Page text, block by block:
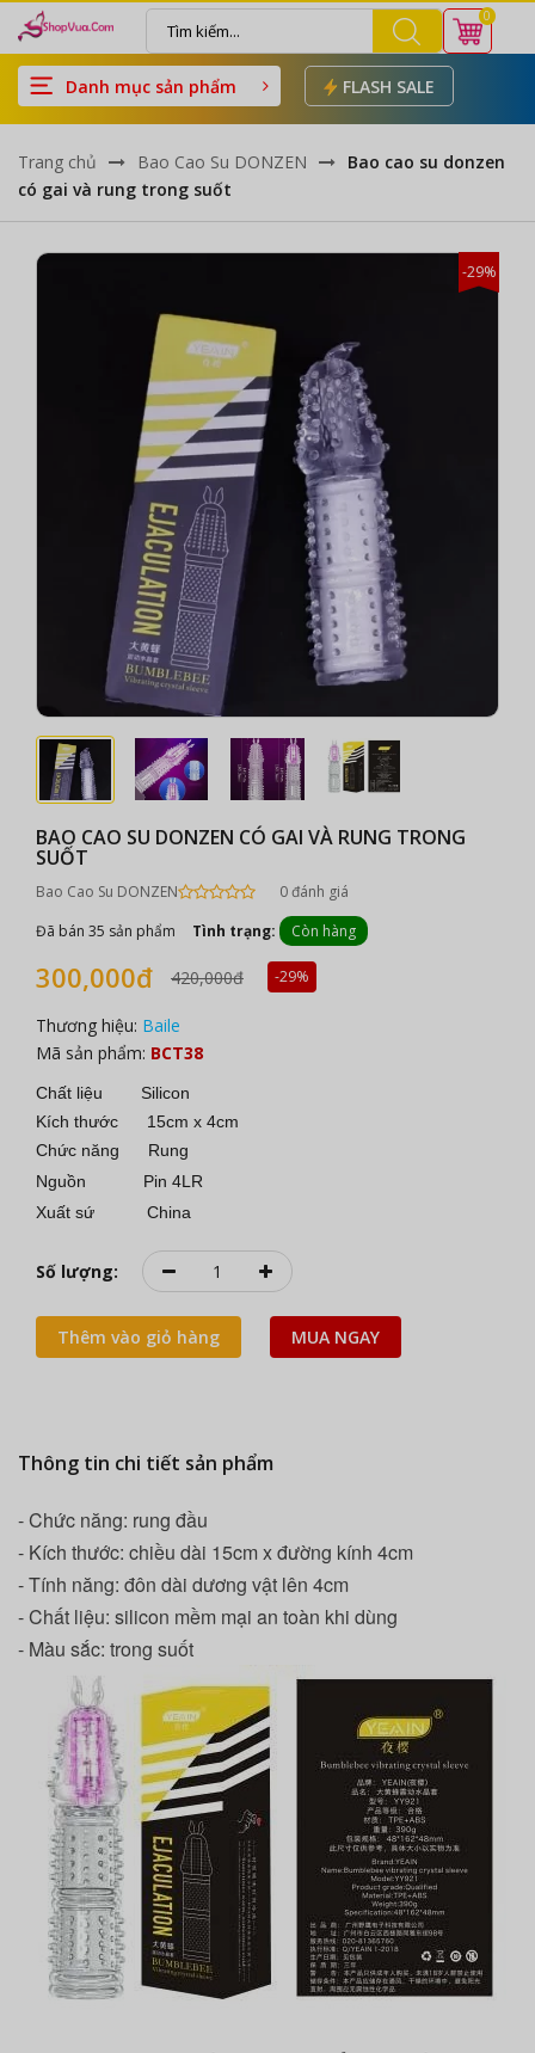
0
Danh mục sản phẩm FLASH SALE
Trang chủ Bao Cao Su DONZEN
Bao cao su donzen
có gai và rung trong suốt
-29%
BAO CAO SU DONZEN CÓ GAI VÀ RUNG TRONG
SUỐT
Bao Cao Su DONZEN
0 đánh giá
Đã bán 35 sản phẩm
Tình trạng: Còn hàng
300,000đ 420,000đ -29%
Thương hiệu: Baile
Mã sản phẩm: BCT38
Chất liệu Silicon
Kích thước 15cm x 4cm
Chức năng Rung
Nguồn Pin 4LR
Xuất sứ China
Số lượng:
Thêm vào giỏ hàng MUA NGAY
Thông tin chi tiết sản phẩm
- Chức năng: rung đầu
- Kích thước: chiều dài 15cm x đường kính 4cm
- Tính năng: đôn dài dương vật lên 4cm
- Chất liệu: silicon mềm mại an toàn khi dùng
- Màu sắc: trong suốt